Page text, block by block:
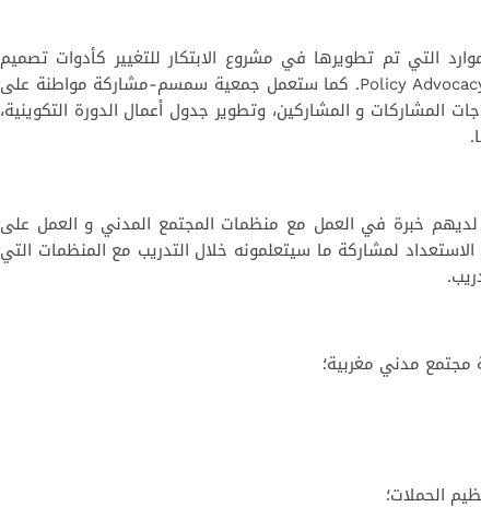
التي تم تطويرها في مشروع الابتكار للتغيير كأدوات تصميم
حملات الترافع حول السياسات Policy Advocacy Design toolkit. كما ستعمل جمعية سمسم-مشاركة مواطنة على
المشاركات و المشاركين، وتطوير جدول أعمال الدورة التكوينية،
لديهم خبرة في العمل مع منظمات المجتمع المدني و العمل على
لمشاركة ما سيتعلمونه خلال التدريب مع المنظمات التي
مدني مغربية؛
الحملات؛